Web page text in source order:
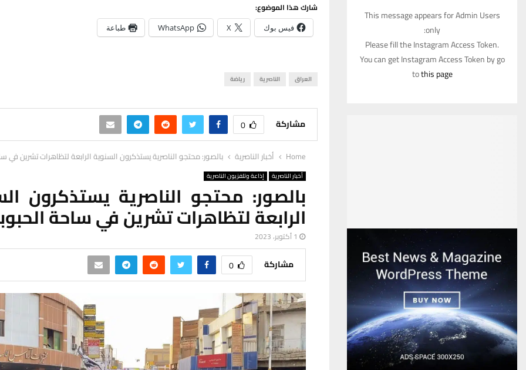
شارك هذا الموضوع:
فيس بوك X
WhatsApp طباعة
العراق الناصرية رياضة
مشاركة 0
Home أخبار الناصرية بالصور: محتجو الناصرية يستذكرون السنوية الرابعة لتظاهرات تشرين في
أخبار الناصرية إذاعة وتلفزيون الناصرية
بالصور: محتجو الناصرية يستذكرون
الرابعة لتظاهرات تشرين في ساحة
1 أكتوبر، 2023
مشاركة 0
This message appears for Admin Users
only:
Please fill the Instagram Access Token.
You can get Instagram Access Token by go
tothis page